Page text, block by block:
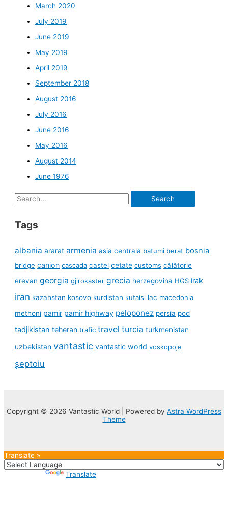
March 2020
July 2019
June 2019
May 2019
April 2019
September 2018
August 2016
July 2016
June 2016
May 2016
August 2014
June 1976
Search
Tags
albania ararat armenia asia centrala batumi berat bosnia
bridge canion cascada castel cetate customs călătorie
erevan georgia gjirokaster grecia herzegovina HGS irak
iran kazahstan kosovo kurdistan kutaisi lac macedonia
methoni pamir pamir highway peloponez persia pod
tadjikistan teheran trafic travel turcia turkmenistan
uzbekistan vantastic vantastic world voskopoje
șeptoiu
Copyright © 2026 Vantastic World | Powered by Astra WordPress
Theme
Translate »
Translate